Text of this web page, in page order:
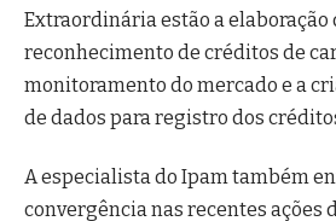
Extraordinária estão a elaboração
reconhecimento de créditos de
monitoramento do mercado e a
de dados para registro dos
A especialista do Ipam também
convergência nas recentes ações